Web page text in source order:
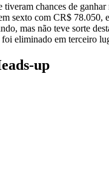
chances de
sexto com CR$ 78.050,
mas não teve sorte
eliminado em terceiro
up